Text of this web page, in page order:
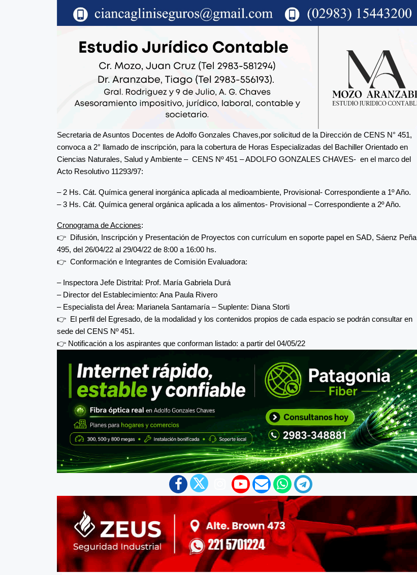
Secretaria de Asuntos Docentes de Adolfo Gonzales Chaves,por solicitud de la Dirección de CENS N° 451,
convoca a 2° llamado de inscripción, para la cobertura de Horas Especializadas del Bachiller Orientado en
Ciencias Naturales, Salud y Ambiente – CENS Nº 451 – ADOLFO GONZALES CHAVES- en el marco del
Acto Resolutivo 11293/97:
– 2 Hs. Cát. Química general inorgánica aplicada al medioambiente, Provisional- Correspondiente a 1º Año.
– 3 Hs. Cát. Química general orgánica aplicada a los alimentos- Provisional – Correspondiente a 2º Año.
Cronograma de Acciones:
👉 Difusión, Inscripción y Presentación de Proyectos con currículum en soporte papel en SAD, Sáenz Peña
495, del 26/04/22 al 29/04/22 de 8:00 a 16:00 hs.
👉 Conformación e Integrantes de Comisión Evaluadora:
– Inspectora Jefe Distrital: Prof. María Gabriela Durá
– Director del Establecimiento: Ana Paula Rivero
– Especialista del Área: Marianela Santamaría – Suplente: Diana Storti
👉 El perfil del Egresado, de la modalidad y los contenidos propios de cada espacio se podrán consultar en
sede del CENS Nº 451.
👉 Notificación a los aspirantes que conforman listado: a partir del 04/05/22